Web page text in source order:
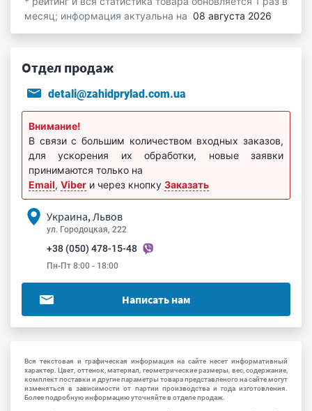
месяц; информация актуальна на 08 августа 2026
Отдел продаж
detali@zahidprylad.com.ua
Внимание!
В связи с большим количеством входных заказов,
для ускорения их обработки, новые заявки
принимаются только на
Email, Viber и через кнопку Заказать
Украина, Львов
ул. Городоцкая, 222
+38 (050) 478-15-48
Пн-Пт 8:00 - 18:00
Написать нам
Вся текстовая и графическая информация на сайте несет информативный
характер. Цвет, оттенок, материал, геометрические размеры, вес, содержание,
комплект поставки и другие параметры товара представленого на сайте могут
изменяться в зависимости от партии производства и года изготовления.
Более подробную информацию уточняйте в отделе продаж.